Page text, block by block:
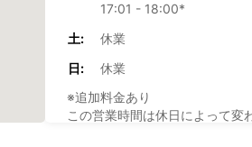
17:01 - 18:00*
土:
休業
日:
休業
※追加料金あり
この営業時間は休日によって変